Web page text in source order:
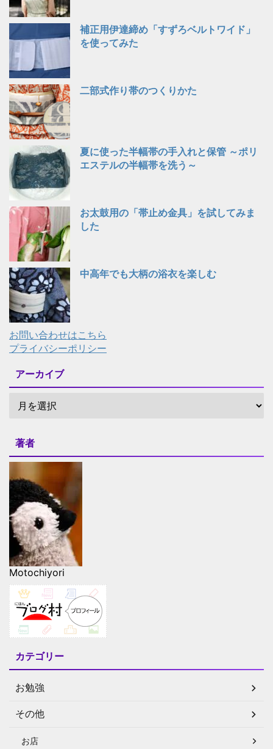
補正用伊達締め「すずろベルトワイド」
を使ってみた
二部式作り帯のつくりかた
夏に使った半幅帯の手入れと保管 ～ポリ
エステルの半幅帯を洗う～
お太鼓用の「帯止め金具」を試してみま
した
中高年でも大柄の浴衣を楽しむ
お問い合わせはこちら
プライバシーポリシー
アーカイブ
著者
Motochiyori
カテゴリー
お勉強
その他
お店